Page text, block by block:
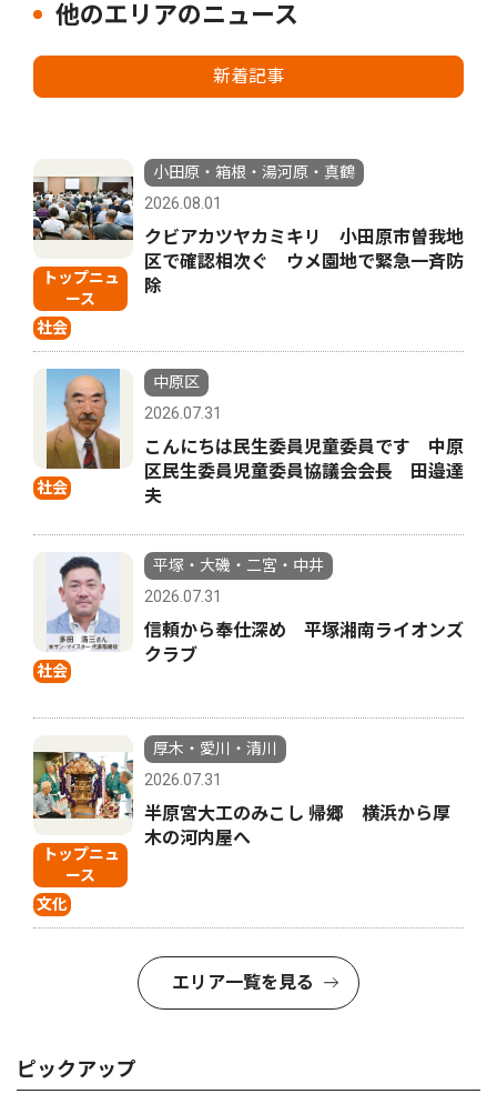
他のエリアのニュース
新着記事
トップニュ
ース
社会
小田原・箱根・湯河原・真鶴
2026.08.01
クビアカツヤカミキリ 小田原市曽我地
区で確認相次ぐ ウメ園地で緊急一斉防
除
社会
中原区
2026.07.31
こんにちは民生委員児童委員です 中原
区民生委員児童委員協議会会長 田邉達
夫
社会
平塚・大磯・二宮・中井
2026.07.31
信頼から奉仕深め 平塚湘南ライオンズ
クラブ
トップニュ
ース
文化
厚木・愛川・清川
2026.07.31
半原宮大工のみこし 帰郷 横浜から厚
木の河内屋へ
エリア一覧を見る
ピックアップ